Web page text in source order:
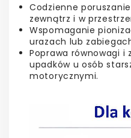
Codzienne
zewnątrz i w
Wspomaganie
urazach lub
Poprawa równowagi i
upadków u osób
motorycznymi.